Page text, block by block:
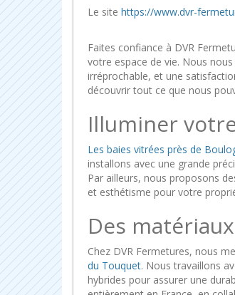
Le site https://www.dvr-
Faites confiance à DVR
votre espace de vie. Nous
irréprochable, et une
découvrir tout ce que nous
Illuminer
Les baies vitrées près de
installons avec une grande
Par ailleurs, nous proposons
et esthétisme pour votre
Des
Chez DVR Fermetures, nous
du Touquet. Nous travaillons
hybrides pour assurer une